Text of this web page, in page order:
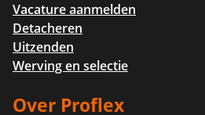
Vacature aanmelden
Detacheren
Uitzenden
Werving en selectie
Over Proflex